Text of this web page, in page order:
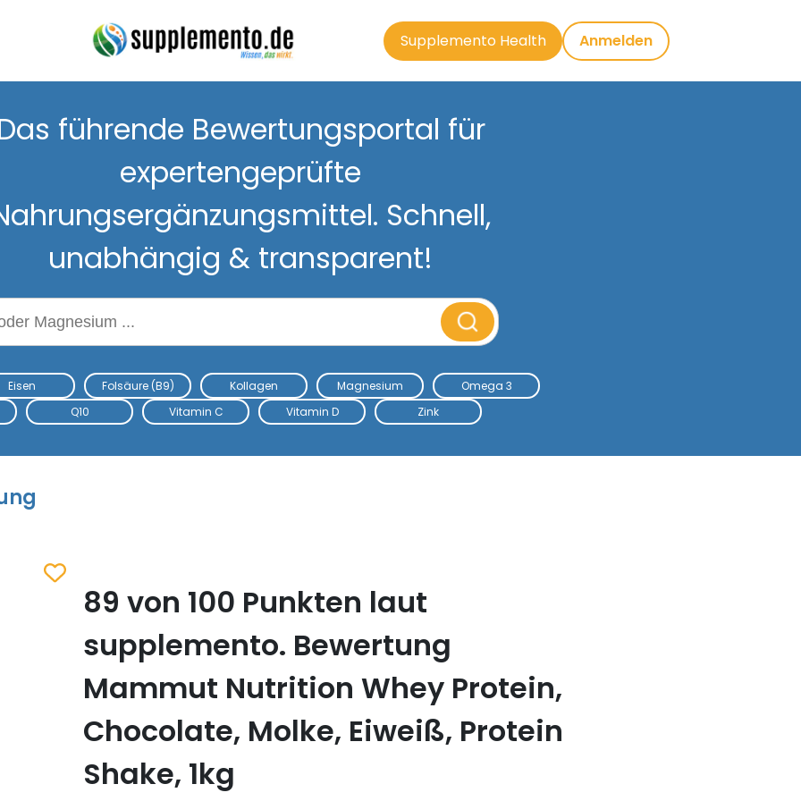
Supplemento Health Anmelden
führende Bewertungsportal für
expertengeprüfte
Schnell,
unabhängig & transparent!
Eisen Folsäure (B9) Kollagen Magnesium
Omega 3
Q10 Vitamin C Vitamin D Zink
Zum Merkzettel hinzufügen
89 von 100 Punkten laut
supplemento. Bewertung
Mammut Nutrition Whey Protein,
Chocolate, Molke, Eiweiß, Protein
Shake, 1kg